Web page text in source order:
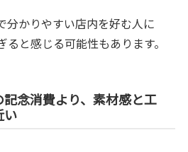
分かりやすい店内を好む人に
と感じる可能性もあります。
念消費より、素材感と工
い